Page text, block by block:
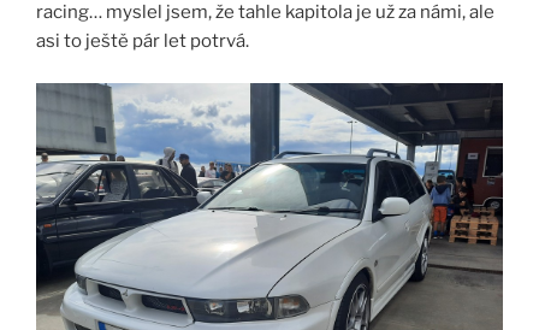
racing… myslel jsem, že tahle kapitola je už za námi, ale
asi to ještě pár let potrvá.